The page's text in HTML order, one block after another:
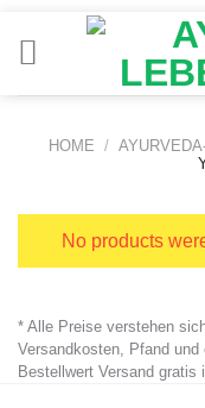
Inhalt
HOME /
No products
* Alle Preise verstehen
Versandkosten, Pfand
Bestellwert Versand gratis